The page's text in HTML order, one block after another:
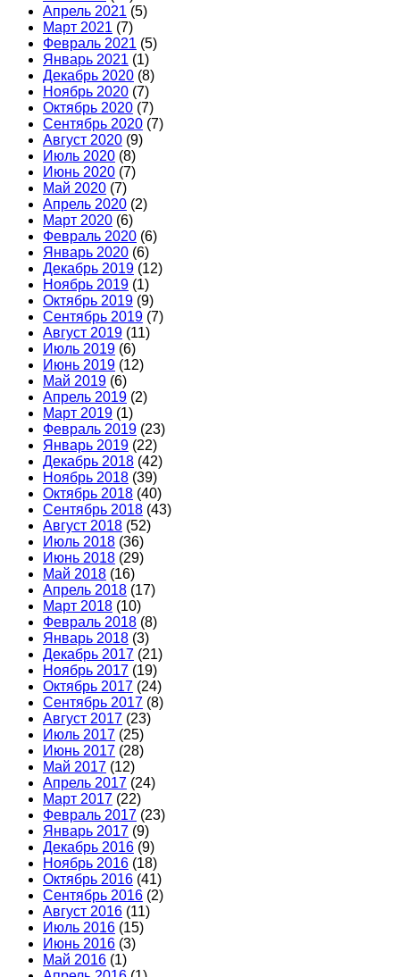
Апрель 2021 (5)
Март 2021 (7)
Февраль 2021 (5)
Январь 2021 (1)
Декабрь 2020 (8)
Ноябрь 2020 (7)
Октябрь 2020 (7)
Сентябрь 2020 (7)
Август 2020 (9)
Июль 2020 (8)
Июнь 2020 (7)
Май 2020 (7)
Апрель 2020 (2)
Март 2020 (6)
Февраль 2020 (6)
Январь 2020 (6)
Декабрь 2019 (12)
Ноябрь 2019 (1)
Октябрь 2019 (9)
Сентябрь 2019 (7)
Август 2019 (11)
Июль 2019 (6)
Июнь 2019 (12)
Май 2019 (6)
Апрель 2019 (2)
Март 2019 (1)
Февраль 2019 (23)
Январь 2019 (22)
Декабрь 2018 (42)
Ноябрь 2018 (39)
Октябрь 2018 (40)
Сентябрь 2018 (43)
Август 2018 (52)
Июль 2018 (36)
Июнь 2018 (29)
Май 2018 (16)
Апрель 2018 (17)
Март 2018 (10)
Февраль 2018 (8)
Январь 2018 (3)
Декабрь 2017 (21)
Ноябрь 2017 (19)
Октябрь 2017 (24)
Сентябрь 2017 (8)
Август 2017 (23)
Июль 2017 (25)
Июнь 2017 (28)
Май 2017 (12)
Апрель 2017 (24)
Март 2017 (22)
Февраль 2017 (23)
Январь 2017 (9)
Декабрь 2016 (9)
Ноябрь 2016 (18)
Октябрь 2016 (41)
Сентябрь 2016 (2)
Август 2016 (11)
Июль 2016 (15)
Июнь 2016 (3)
Май 2016 (1)